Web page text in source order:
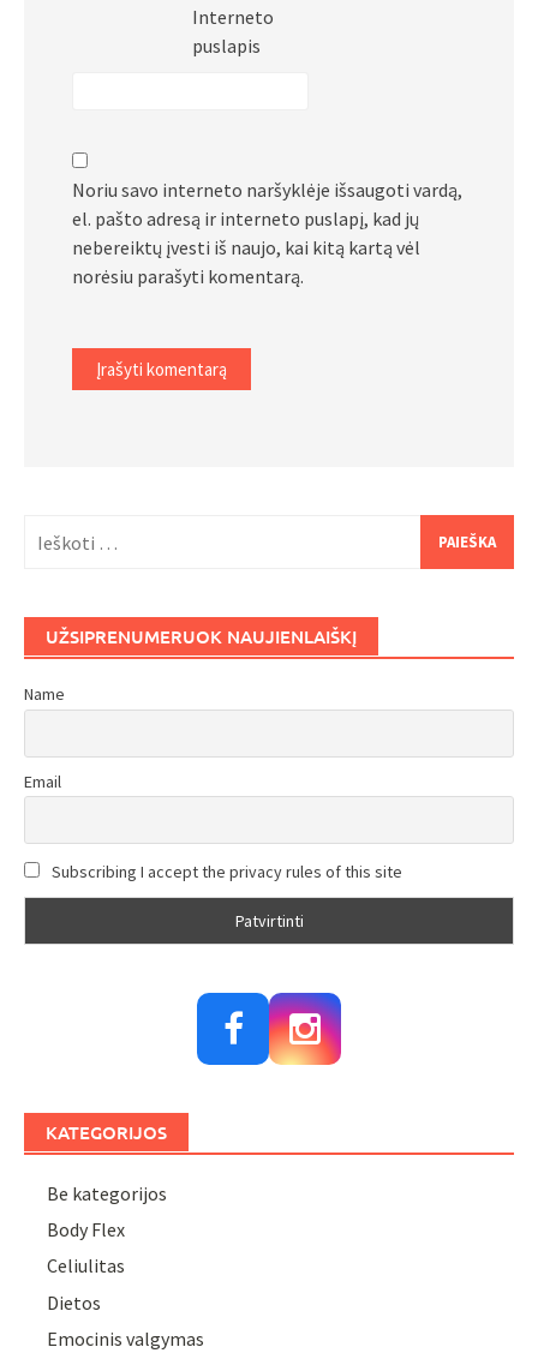
Interneto
puslapis
Noriu savo interneto naršyklėje išsaugoti vardą,
el. pašto adresą ir interneto puslapį, kad jų
nebereiktų įvesti iš naujo, kai kitą kartą vėl
norėsiu parašyti komentarą.
UŽSIPRENUMERUOK NAUJIENLAIŠKĮ
Name
Email
Subscribing I accept the privacy rules of this site
KATEGORIJOS
Be kategorijos
Body Flex
Celiulitas
Dietos
Emocinis valgymas